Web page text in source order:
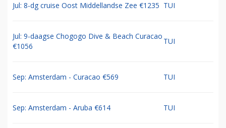
Jul: 8-dg cruise Oost Middellandse Zee €1235 TUI
Jul: 9-daagse Chogogo Dive & Beach Curacao
€1056
TUI
Sep: Amsterdam - Curacao €569 TUI
Sep: Amsterdam - Aruba €614 TUI